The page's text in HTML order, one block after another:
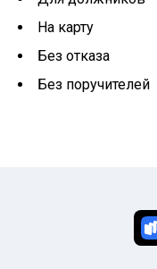
На карту
Без отказа
Без поручителей